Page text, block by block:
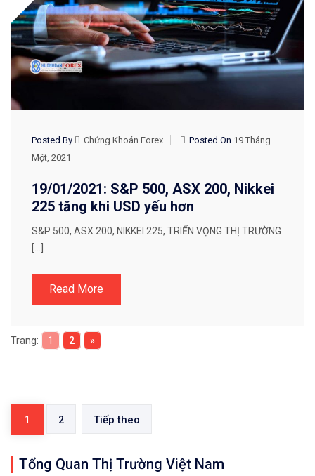
Posted By Chứng Khoán Forex Posted On 19 Tháng
Một, 2021
19/01/2021: S&P 500, ASX 200, Nikkei
225 tăng khi USD yếu hơn
S&P 500, ASX 200, NIKKEI 225, TRIỂN VỌNG THỊ TRƯỜNG
Read More
Trang: 1 2 »
hướng
bài
viết
1 2 Tiếp theo
Tổng Quan Thị Trường Việt Nam